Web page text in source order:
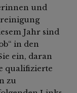
und
Jahr sind
in den
ein, daran
qualifizierte
zu